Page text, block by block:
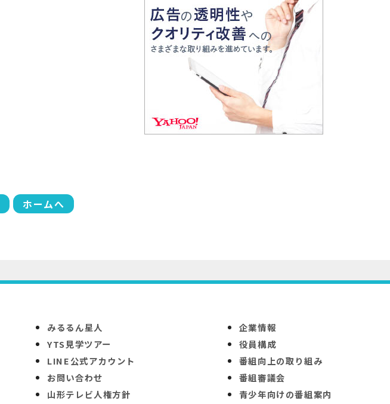
ホームへ
みるるん星人
YTS見学ツアー
LINE公式アカウント
お問い合わせ
山形テレビ人権方針
企業情報
役員構成
番組向上の取り組み
番組審議会
青少年向けの番組案内